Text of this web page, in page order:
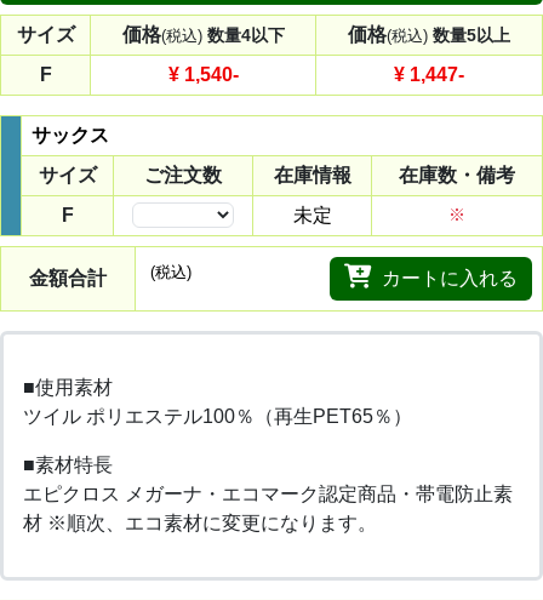
サイズ 価格(税込) 数量4以下 価格(税込) 数量5以上
F ¥ 1,540- ¥ 1,447-
サックス
サイズ
ご注文数 在庫情報
在庫数・備考
F
未定 ※
金額合計 (税込) カートに入れる
■使用素材
ツイル ポリエステル100％（再生PET65％）
■素材特長
エピクロス メガーナ・エコマーク認定商品・帯電防止素
材 ※順次、エコ素材に変更になります。